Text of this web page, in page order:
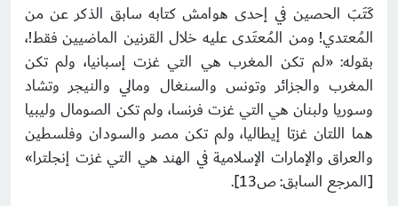
كَتَبَ الحصين في إحدى هوامش كتابه سابق الذكر عن من
المُعتدي! ومن المُعتَدى عليه خلال القرنين الماضيين فقط!،
بقوله: «لم تكن المغرب هي التي غزت إسبانيا، ولم تكن
المغرب والجزائر وتونس والسنغال ومالي والنيجر وتشاد
وسوريا ولبنان هي التي غزت فرنسا، ولم تكن الصومال وليبيا
هما اللتان غزتا إيطاليا، ولم تكن مصر والسودان وفلسطين
والعراق والإمارات الإسلامية في الهند هي التي غزت إنجلترا»
[المرجع السابق: ص13].